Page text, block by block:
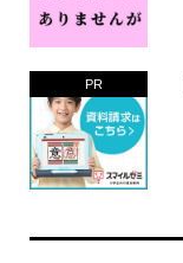
PR